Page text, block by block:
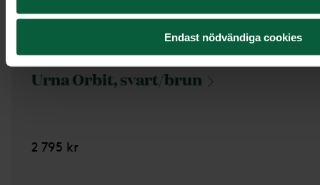
Endast nödvändiga cookies
Urna Orbit,svart/brun
2 795 kr